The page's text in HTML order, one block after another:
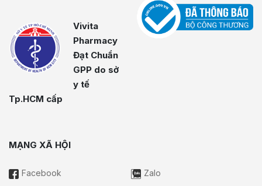
Vivita
Pharmacy
Đạt Chuẩn
GPP do sở
y tế
Tp.HCM cấp
MẠNG XÃ HỘI
Facebook Zalo